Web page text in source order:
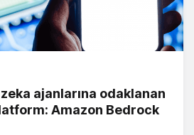
ajanlarına odaklanan
Amazon Bedrock